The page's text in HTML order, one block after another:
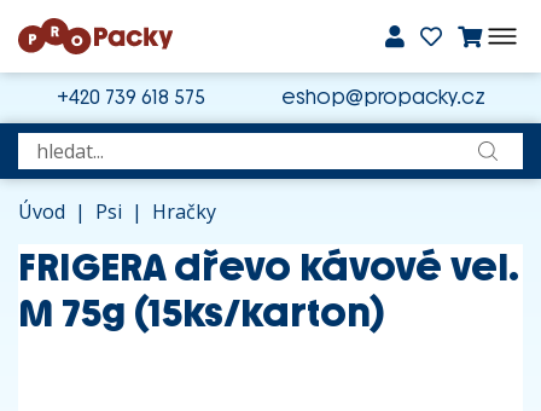
+420 739 618 575 eshop@propacky.cz
Úvod | Psi | Hračky
FRIGERA dřevo kávové vel.
M 75g (15ks/karton)